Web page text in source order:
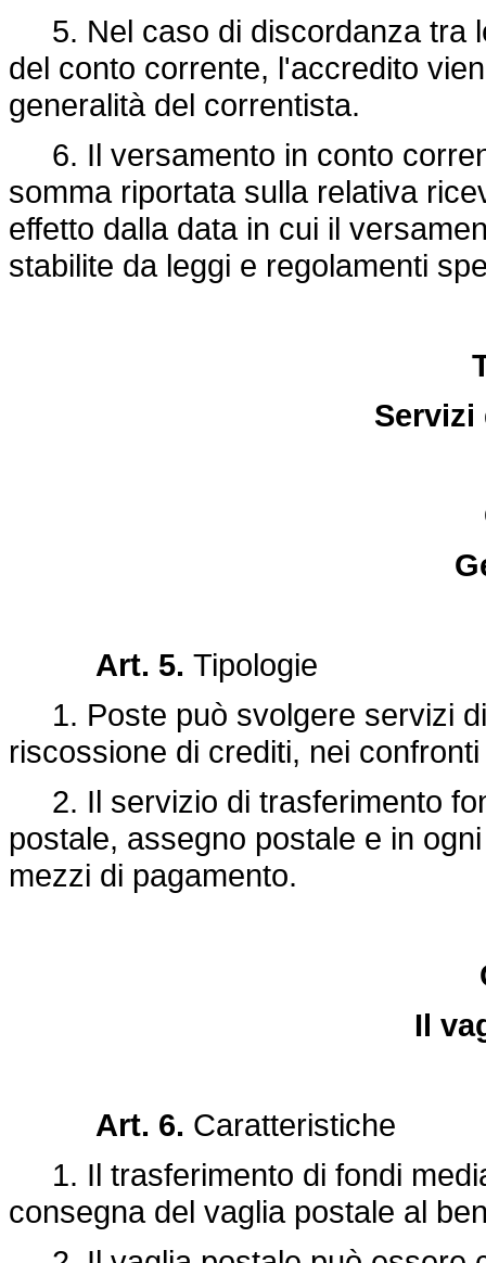
5. Nel caso di discordanza tra
del conto corrente, l'accredito
generalità del correntista.
6. Il versamento in conto
somma riportata sulla relativa
effetto dalla data in cui il
stabilite da leggi e regolamenti
Servizi
Art. 5. Tipologie
1. Poste può svolgere servizi
riscossione di crediti, nei
2. Il servizio di trasferimento
postale, assegno postale e in
mezzi di pagamento.
Il
Art. 6. Caratteristiche
1. Il trasferimento di fondi
consegna del vaglia postale al